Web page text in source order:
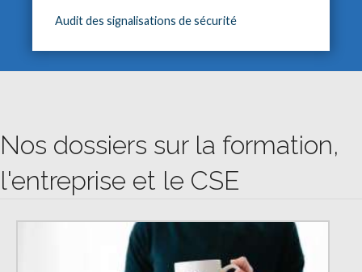
Audit des signalisations de sécurité
Nos dossiers sur la formation,
l'entreprise et le CSE